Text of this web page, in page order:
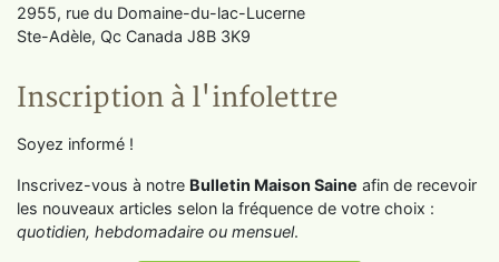
2955, rue du Domaine-du-lac-Lucerne
Ste-Adèle, Qc Canada J8B 3K9
Inscription à l'infolettre
Soyez informé !
Inscrivez-vous à notre Bulletin Maison Saine afin de recevoir
les nouveaux articles selon la fréquence de votre choix :
quotidien, hebdomadaire ou mensuel.